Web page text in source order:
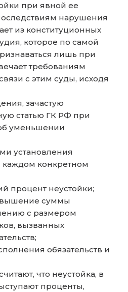
при явной ее
нарушения
из конституционных
которое по самой
лишь при
требованиям
с этим суды, исходя
зачастую
статью ГК РФ при
уменьшении
установления
каждом конкретном
процент неустойки;
суммы
с размером
вызванных
обязательств и
что неустойка, в
проценты,